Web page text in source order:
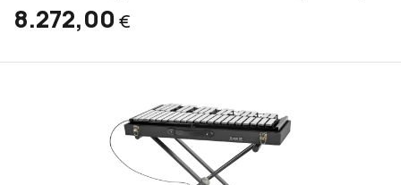
8.272,00 €